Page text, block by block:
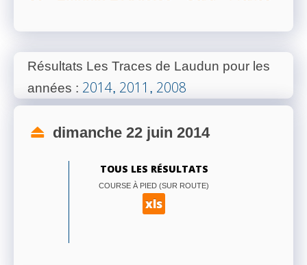
Résultats Les Traces de Laudun pour les
années : 2014, 2011 , 2008
dimanche 22 juin 2014
TOUS LES RÉSULTATS
COURSE À PIED (SUR ROUTE)
xls